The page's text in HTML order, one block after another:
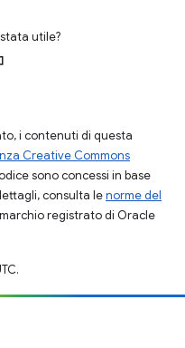
utile?
i contenuti di questa
Creative Commons
sono concessi in base
consulta lenorme del
registrato di Oracle